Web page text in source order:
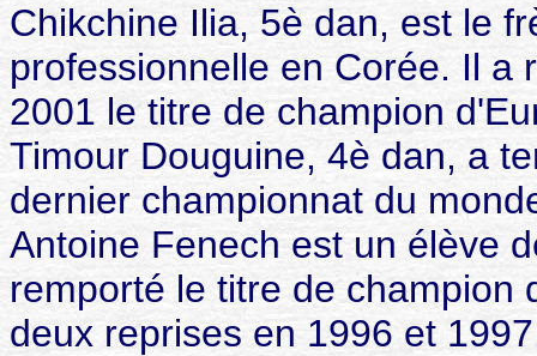
Chikchine Ilia, 5è dan, est le
professionnelle en Corée. Il a
2001 le titre de champion
Timour Douguine, 4è dan, a
dernier championnat du
Antoine Fenech est un élève
remporté le titre de champion
deux reprises en 1996 et